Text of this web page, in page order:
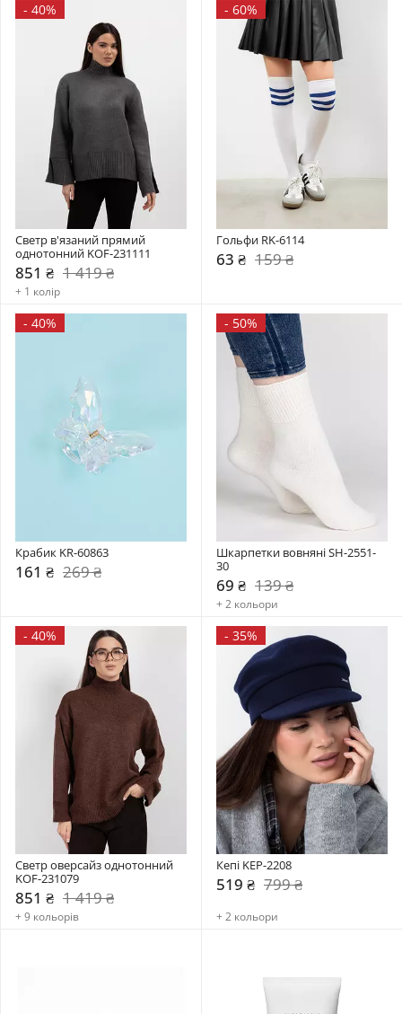
- 40%
Светр в'язаний прямий
однотонний KOF-231111
851 ₴ 1 419 ₴
+ 1 колір
- 60%
Гольфи RK-6114
63 ₴ 159 ₴
- 40%
Крабик KR-60863
161 ₴ 269 ₴
- 50%
Шкарпетки вовняні SH-2551-
30
69 ₴ 139 ₴
+ 2 кольори
- 40%
Светр оверсайз однотонний
KOF-231079
851 ₴ 1 419 ₴
+ 9 кольорів
- 35%
Кепі KEP-2208
519 ₴ 799 ₴
+ 2 кольори